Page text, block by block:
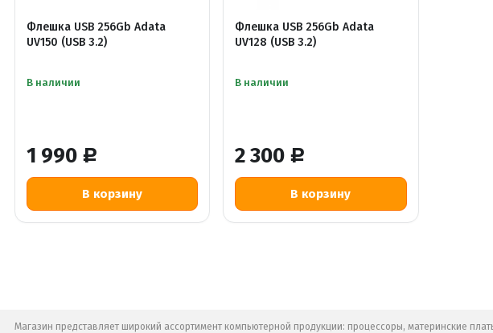
1 990 Р
Флешка USB 256Gb Adata
UV150 (USB 3.2)
В наличии
2 300 Р
Флешка USB 256Gb Adata
UV128 (USB 3.2)
В наличии
Магазин представляет широкий ассортимент компьютерной продукции: процессоры, материнские